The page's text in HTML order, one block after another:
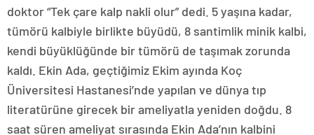
doktor “Tek çare kalp nakli olur” dedi. 5 yaşına kadar,
tümörü kalbiyle birlikte büyüdü, 8 santimlik minik kalbi,
kendi büyüklüğünde bir tümörü de taşımak zorunda
kaldı. Ekin Ada, geçtiğimiz Ekim ayında Koç
Üniversitesi Hastanesi’nde yapılan ve dünya tıp
literatürüne girecek bir ameliyatla yeniden doğdu. 8
saat süren ameliyat sırasında Ekin Ada’nın kalbini